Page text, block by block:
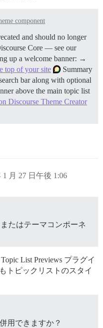
component
and should no longer
Core — see our
up a welcome banner: →
top of your site
Summary
bar along with optional
above the main topic list
Discourse Theme Creator
1 月 27 日午後 1:06
たはテーマコンポーネ
List Previews プラグイ
トピックリストのスタイ
用できますか？